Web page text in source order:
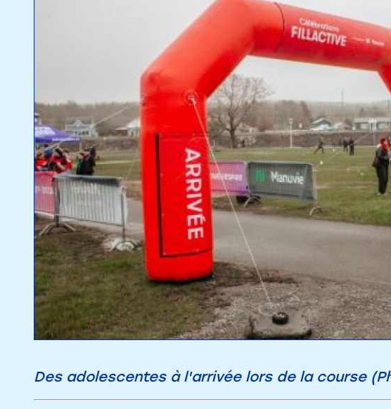
Des adolescentes à l'arrivée lors de la course